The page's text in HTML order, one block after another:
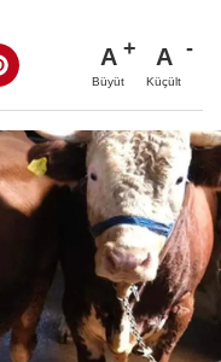
A
Büyüt
A
Küçült